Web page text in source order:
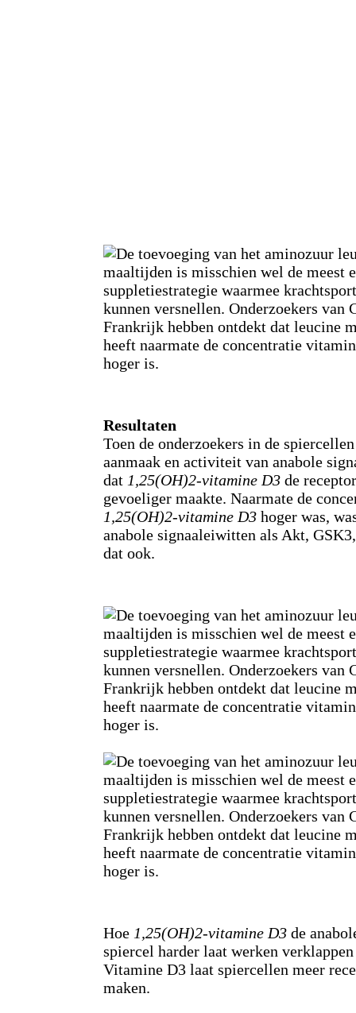
Resultaten
Toen de onderzoekers in de
aanmaak en activiteit van anabole
dat 1,25(OH)2-vitamine D3 de
gevoeliger maakte. Naarmate de
1,25(OH)2-vitamine D3 hoger was,
anabole signaaleiwitten als Akt,
dat ook.
Hoe 1,25(OH)2-vitamine D3 de
spiercel harder laat werken
Vitamine D3 laat spiercellen meer
maken.